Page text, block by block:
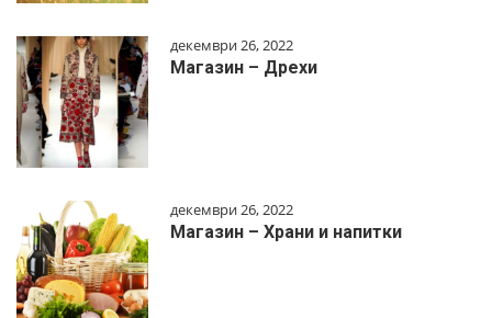
декември 26, 2022
Магазин – Дрехи
декември 26, 2022
Магазин – Храни и напитки